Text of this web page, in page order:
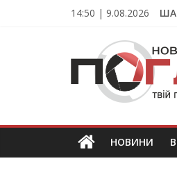
14:50 | 9.08.2026
Новини
Тернополя.
новини
та
НОВИНИ